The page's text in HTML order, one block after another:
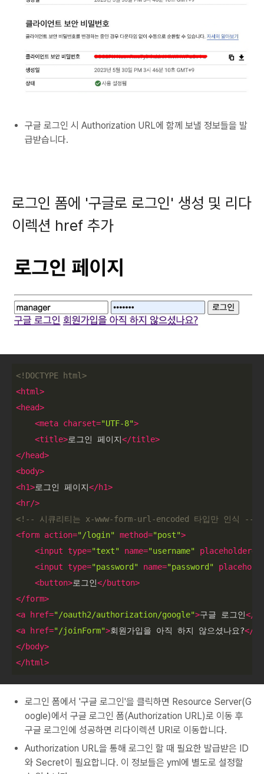
구글 로그인 시 Authorization URL에 함께 보낼 정보들을 발
급받습니다.
로그인 폼에 '구글로 로그인' 생성 및 리다
이렉션 href 추가
<!DOCTYPE html>
<html>
<head>
<meta charset="UTF-8">
<title>로그인 페이지</title>
</head>
<body>
<h1>로그인 페이지</h1>
<hr/>
<!-- 시큐리티는 x-www-form-url-encoded 타입만 인식 -->
<form action="/login" method="post">
<input type="text" name="username" placeholder=
<input type="password" name="password"
<button>로그인</button>
</form>
<a href="/oauth2/authorization/google">구글 로그인</
<a href="/joinForm">회원가입을 아직 하지 않으셨나요?</
</body>
</html>
로그인 폼에서 '구글 로그인'을 클릭하면 Resource Server(G
oogle)에서 구글 로그인 폼(Authorization URL)로 이동 후
구글 로그인에 성공하면 리다이렉션 URI로 이동합니다.
Authorization URL을 통해 로그인 할 때 필요한 발급받은 ID
와 Secret이 필요합니다. 이 정보들은 yml에 별도로 설정할